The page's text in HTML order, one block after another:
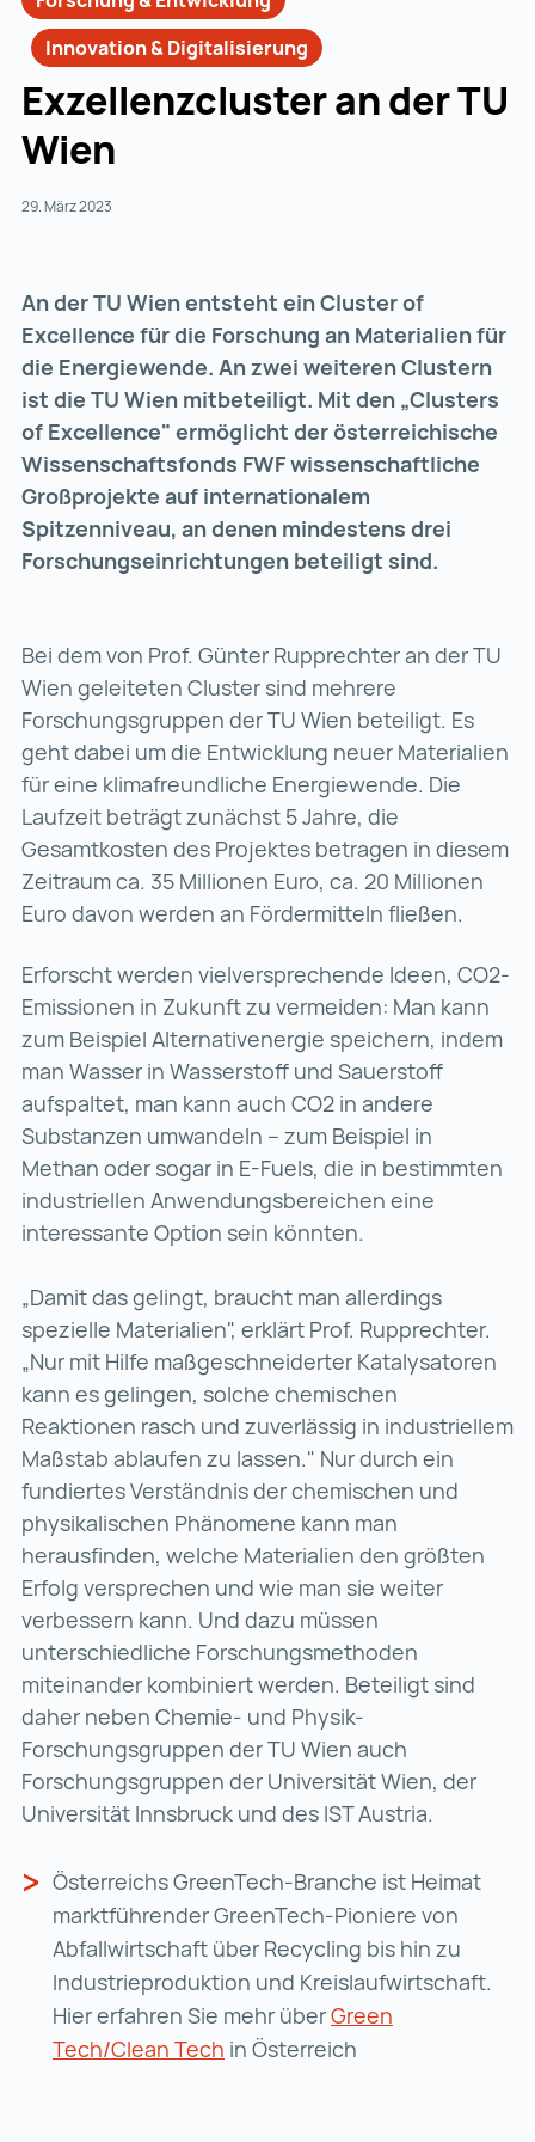
Innovation & Digitalisierung
Exzellenzcluster an der TU
Wien
29. März 2023
An der TU Wien entsteht ein Cluster of
Excellence für die Forschung an Materialien für
die Energiewende. An zwei weiteren Clustern
ist die TU Wien mitbeteiligt. Mit den „Clusters
of Excellence" ermöglicht der österreichische
Wissenschaftsfonds FWF wissenschaftliche
Großprojekte auf internationalem
Spitzenniveau, an denen mindestens drei
Forschungseinrichtungen beteiligt sind.
Bei dem von Prof. Günter Rupprechter an der TU
Wien geleiteten Cluster sind mehrere
Forschungsgruppen der TU Wien beteiligt. Es
geht dabei um die Entwicklung neuer Materialien
für eine klimafreundliche Energiewende. Die
Laufzeit beträgt zunächst 5 Jahre, die
Gesamtkosten des Projektes betragen in diesem
Zeitraum ca. 35 Millionen Euro, ca. 20 Millionen
Euro davon werden an Fördermitteln fließen.
Erforscht werden vielversprechende Ideen, CO2-
Emissionen in Zukunft zu vermeiden: Man kann
zum Beispiel Alternativenergie speichern, indem
man Wasser in Wasserstoff und Sauerstoff
aufspaltet, man kann auch CO2 in andere
Substanzen umwandeln – zum Beispiel in
Methan oder sogar in E-Fuels, die in bestimmten
industriellen Anwendungsbereichen eine
interessante Option sein könnten.
„Damit das gelingt, braucht man allerdings
spezielle Materialien", erklärt Prof. Rupprechter.
„Nur mit Hilfe maßgeschneiderter Katalysatoren
kann es gelingen, solche chemischen
Reaktionen rasch und zuverlässig in industriellem
Maßstab ablaufen zu lassen." Nur durch ein
fundiertes Verständnis der chemischen und
physikalischen Phänomene kann man
herausfinden, welche Materialien den größten
Erfolg versprechen und wie man sie weiter
verbessern kann. Und dazu müssen
unterschiedliche Forschungsmethoden
miteinander kombiniert werden. Beteiligt sind
daher neben Chemie- und Physik-
Forschungsgruppen der TU Wien auch
Forschungsgruppen der Universität Wien, der
Universität Innsbruck und des IST Austria.
Österreichs GreenTech-Branche ist Heimat
marktführender GreenTech-Pioniere von
Abfallwirtschaft über Recycling bis hin zu
Industrieproduktion und Kreislaufwirtschaft.
Hier erfahren Sie mehr überGreen
Tech/Clean Tech in Österreich